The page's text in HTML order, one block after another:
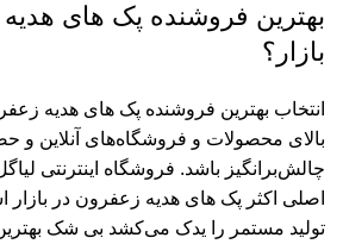
بهترین فروشنده پک های هدیه
بازار؟
انتخاب بهترین فروشنده پک های هدیه
بالای محصولات و فروشگاه‌های آنلاین و
چالش‌برانگیز باشد. فروشگاه اینترنتی
تولید مستمر را یدک می‌کشد بی شک